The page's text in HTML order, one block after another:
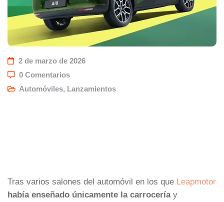
2 de marzo de 2026
0 Comentarios
Automóviles, Lanzamientos
Tras varios salones del automóvil en los que Leapmotor
había enseñado únicamente la carroceríay